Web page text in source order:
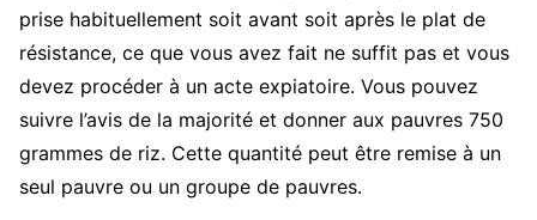
prise habituellement soit avant soit après le plat de
résistance, ce que vous avez fait ne suffit pas et vous
devez procéder à un acte expiatoire. Vous pouvez
suivre l’avis de la majorité et donner aux pauvres 750
grammes de riz. Cette quantité peut être remise à un
seul pauvre ou un groupe de pauvres.